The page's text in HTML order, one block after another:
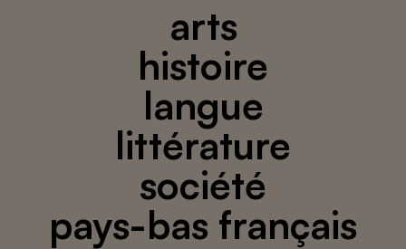
arts
histoire
langue
littérature
société
pays-bas français